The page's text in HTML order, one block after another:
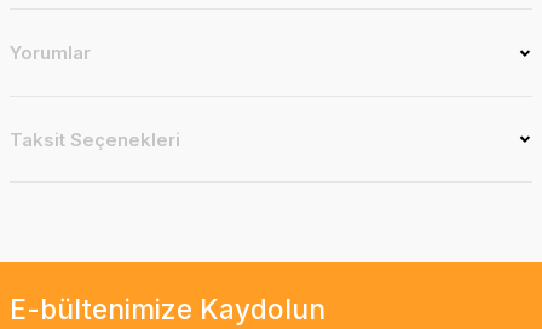
Yorumlar
Taksit Seçenekleri
E-bültenimize Kaydolun